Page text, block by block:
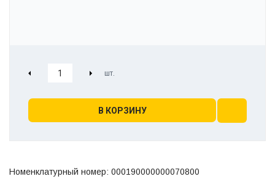
В КОРЗИНУ
Номенклатурный номер: 000190000000070800